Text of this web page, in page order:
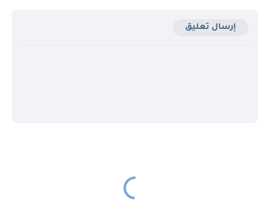
إرسال تعليق